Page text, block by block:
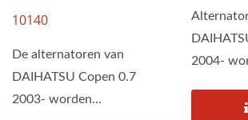
10140
De alternatoren van
DAIHATSU Copen 0.7
2003- worden
2004-
KEE